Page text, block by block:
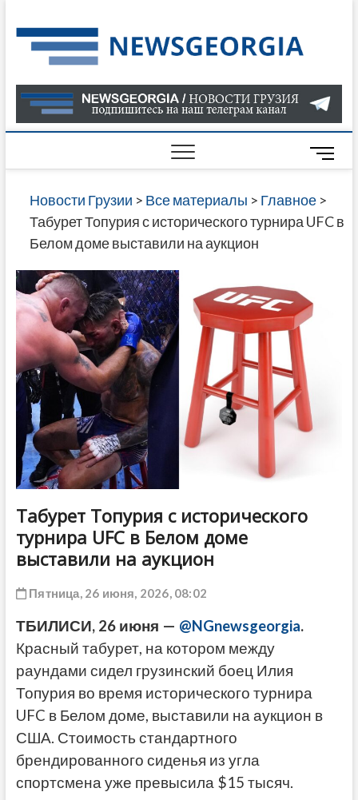
to
content
О
В
ГРУЗИИ
САЙТЕ
M
e
n
u
Новости Грузии > Все материалы > Главное>
Табурет Топурия с исторического турнира UFC в
Белом доме выставили на аукцион
Табурет Топурия с исторического
турнира UFC в Белом доме
выставили на аукцион
Пятница, 26 июня, 2026, 08:02
ТБИЛИСИ, 26 июня — @NGnewsgeorgia.
Красный табурет, на котором между
раундами сидел грузинский боец Илия
Топурия во время исторического турнира
UFC в Белом доме, выставили на аукцион в
США. Стоимость стандартного
брендированного сиденья из угла
спортсмена уже превысила $15 тысяч.